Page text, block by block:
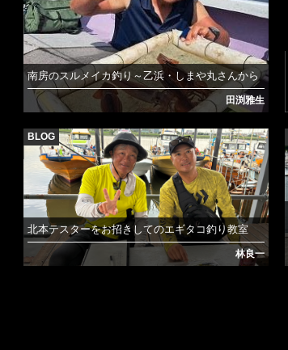
南房のスルメイカ釣り～乙浜・しまや丸さんから
田渕雅生
北本テスターをお招きしてのエギタコ釣り教室
林良一
BLOG